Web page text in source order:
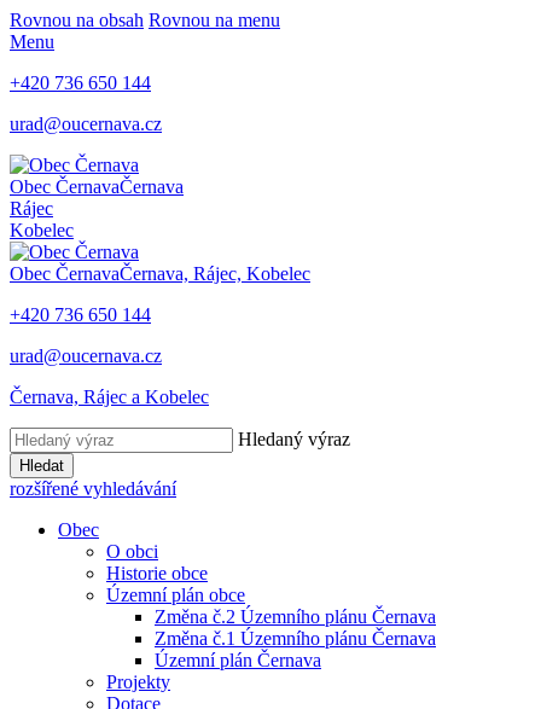
Rovnou na obsah Rovnou na menu
Menu
+420 736 650 144
urad@oucernava.cz
Obec ČernavaČernava
Rájec
Kobelec
Obec ČernavaČernava, Rájec, Kobelec
+420 736 650 144
urad@oucernava.cz
Černava, Rájec a Kobelec
Hledaný výraz
Hledat
rozšířené vyhledávání
Obec
O obci
Historie obce
Územní plán obce
Změna č.2 Územního plánu Černava
Změna č.1 Územního plánu Černava
Územní plán Černava
Projekty
Dotace